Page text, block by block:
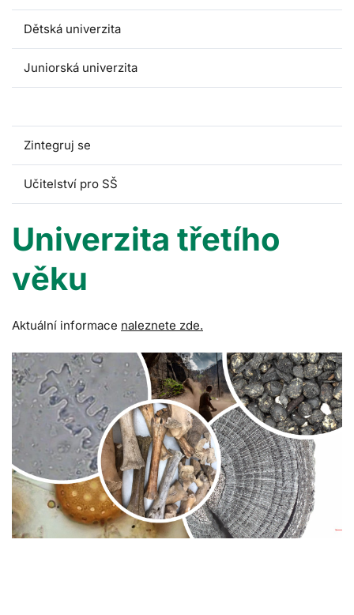
Dětská univerzita
Juniorská univerzita
Zintegruj se
Učitelství pro SŠ
Univerzita třetího
věku
Aktuální informace naleznete zde.